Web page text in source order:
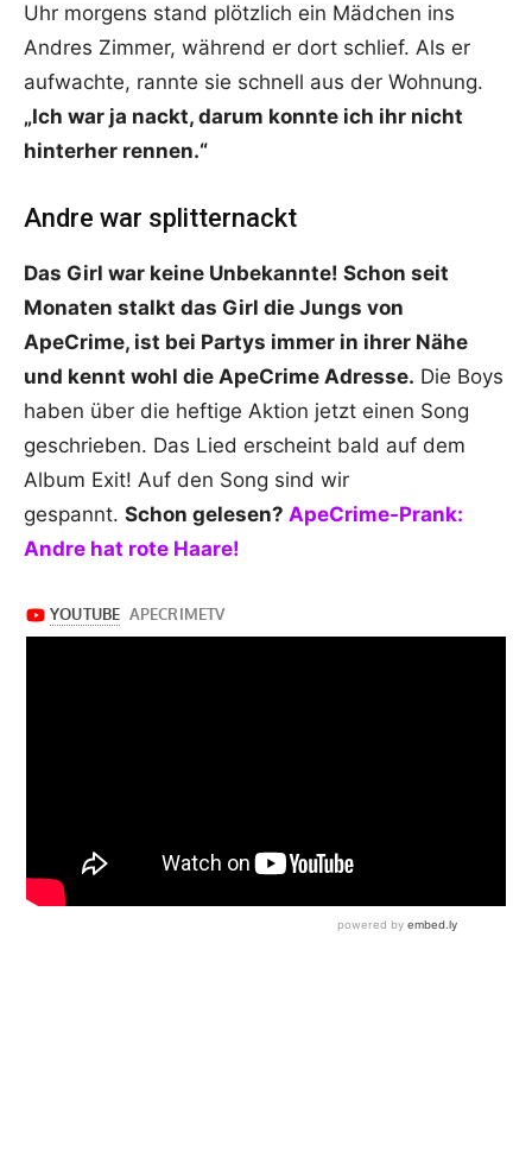
Uhr morgens stand plötzlich ein Mädchen ins
Andres Zimmer, während er dort schlief. Als er
aufwachte, rannte sie schnell aus der Wohnung.
„Ich war ja nackt, darum konnte ich ihr nicht
hinterher rennen.“
Andre war splitternackt
Das Girl war keine Unbekannte! Schon seit
Monaten stalkt das Girl die Jungs von
ApeCrime, ist bei Partys immer in ihrer Nähe
und kennt wohl die ApeCrime Adresse. Die Boys
haben über die heftige Aktion jetzt einen Song
geschrieben. Das Lied erscheint bald auf dem
Album Exit! Auf den Song sind wir
gespannt. Schon gelesen? ApeCrime-Prank:
Andre hat rote Haare!